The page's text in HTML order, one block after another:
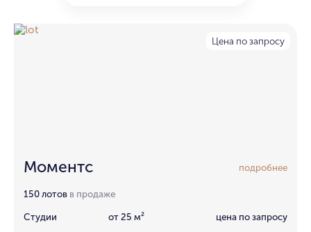
Цена по запросу
Моментс подробнее
150 лотов в продаже
Студии от 25 м² цена по запросу